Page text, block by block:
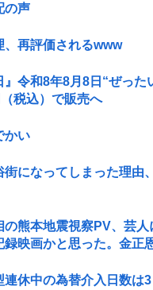
の声
、再評価されるwww
』令和8年8月8日“ぜっ
税込）で販売へ
かい
街になってしまった理由
の熊本地震視察PV、芸人
録映画かと思った。金正
連休中の為替介入日数